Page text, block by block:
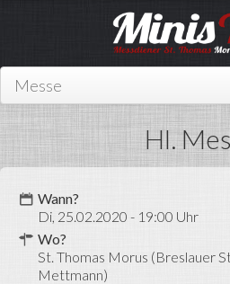
Messe
Home
Über uns
Wer sind wir?
Mitmachen
News
Hl.
Wann?
Di, 25.02.2020 - 19:00 Uhr
Wo?
St. Thomas Morus (Breslauer
Mettmann)